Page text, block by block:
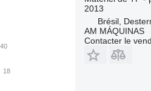
2013
Brésil,
AM MÁQUINAS
Contacter le